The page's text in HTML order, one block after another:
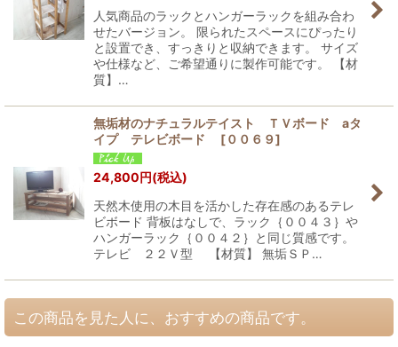
人気商品のラックとハンガーラックを組み合わ
せたバージョン。 限られたスペースにぴったり
と設置でき、すっきりと収納できます。 サイズ
や仕様など、ご希望通りに製作可能です。 【材
質】…
無垢材のナチュラルテイスト ＴＶボード aタ
イプ テレビボード
[００６９]
24,800 円(税込)
天然木使用の木目を活かした存在感のあるテレ
ビボード 背板はなしで、ラック｛００４３｝や
ハンガーラック｛００４２｝と同じ質感です。
テレビ ２２Ｖ型 【材質】 無垢ＳＰ…
この商品を見た人に、おすすめの商品です。